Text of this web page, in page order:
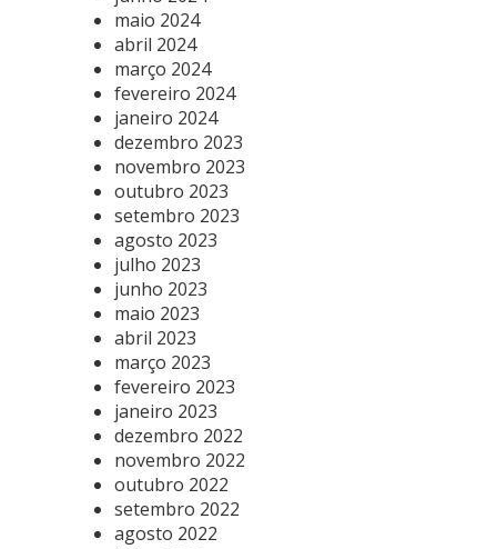
maio 2024
abril 2024
março 2024
fevereiro 2024
janeiro 2024
dezembro 2023
novembro 2023
outubro 2023
setembro 2023
agosto 2023
julho 2023
junho 2023
maio 2023
abril 2023
março 2023
fevereiro 2023
janeiro 2023
dezembro 2022
novembro 2022
outubro 2022
setembro 2022
agosto 2022